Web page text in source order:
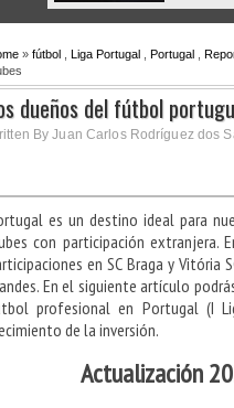
» fútbol Liga Portugal Portugal
dueños del fútbol
By Juan Carlos Rodríguez dos
es un destino ideal para
con participación extranjera.
en SC Braga y Vitória
En el siguiente artículo
profesional en Portugal (I
de la inversión.
Actualización